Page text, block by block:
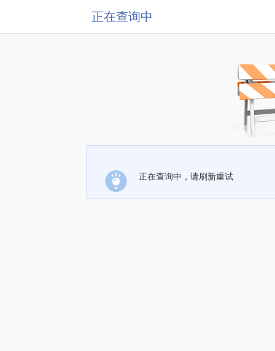
正在查询中
正在查询中，请刷新重试